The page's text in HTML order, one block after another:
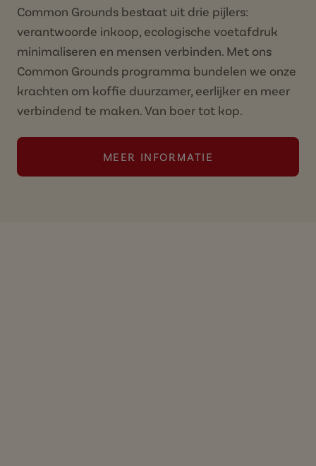
Common Grounds bestaat uit drie pijlers:
verantwoorde inkoop, ecologische voetafdruk
minimaliseren en mensen verbinden. Met ons
Common Grounds programma bundelen we onze
krachten om koffie duurzamer, eerlijker en meer
verbindend te maken. Van boer tot kop.
MEER INFORMATIE